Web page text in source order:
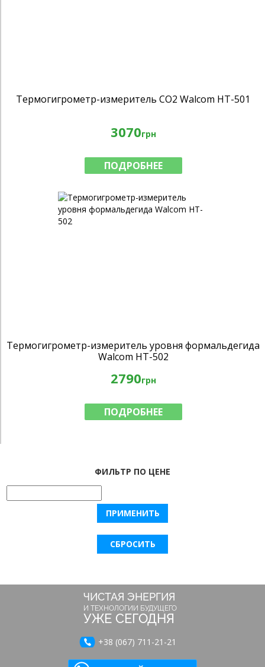
Термогигрометр-измеритель CO2 Walcom HT-501
3070грн
ПОДРОБНЕЕ
Термогигрометр-измеритель уровня формальдегида
Walcom HT-502
2790грн
ПОДРОБНЕЕ
ФИЛЬТР ПО ЦЕНЕ
ЧИСТАЯ ЭНЕРГИЯ
И ТЕХНОЛОГИИ БУДУЩЕГО
УЖЕ СЕГОДНЯ
+38 (067) 711-21-21